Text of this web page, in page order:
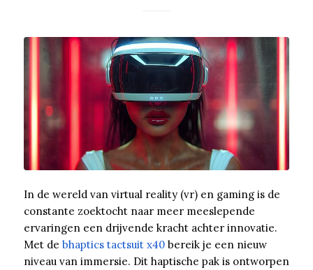
In de wereld van virtual reality (vr) en gaming is de
constante zoektocht naar meer meeslepende
ervaringen een drijvende kracht achter innovatie.
Met de bhaptics tactsuit x40bereik je een nieuw
niveau van immersie. Dit haptische pak is ontworpen